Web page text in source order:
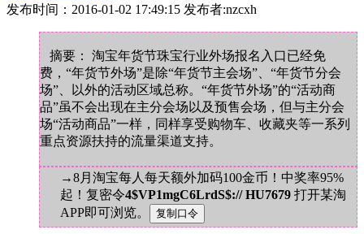
发布时间：2016-01-02 17:49:15 发布者:nzcxh
摘要： 淘宝年货节珠宝行业外场报名入口已经免
费，“年货节外场”是除“年货节主会场”、“年货节分会
场”、以外的活动区域总称。“年货节外场”的“活动商
品”虽不会出现在主分会场以及预售会场，但与主分会
场“活动商品”一样，同样享受购物车、收藏夹等一系列
重点资源扶持的流量渠道支持。
→8月淘宝每人每天额外加码100金币！中奖率95%
起！复密令4$VP1mgC6LrdS$:// HU7679 打开某淘
APP即可浏览。